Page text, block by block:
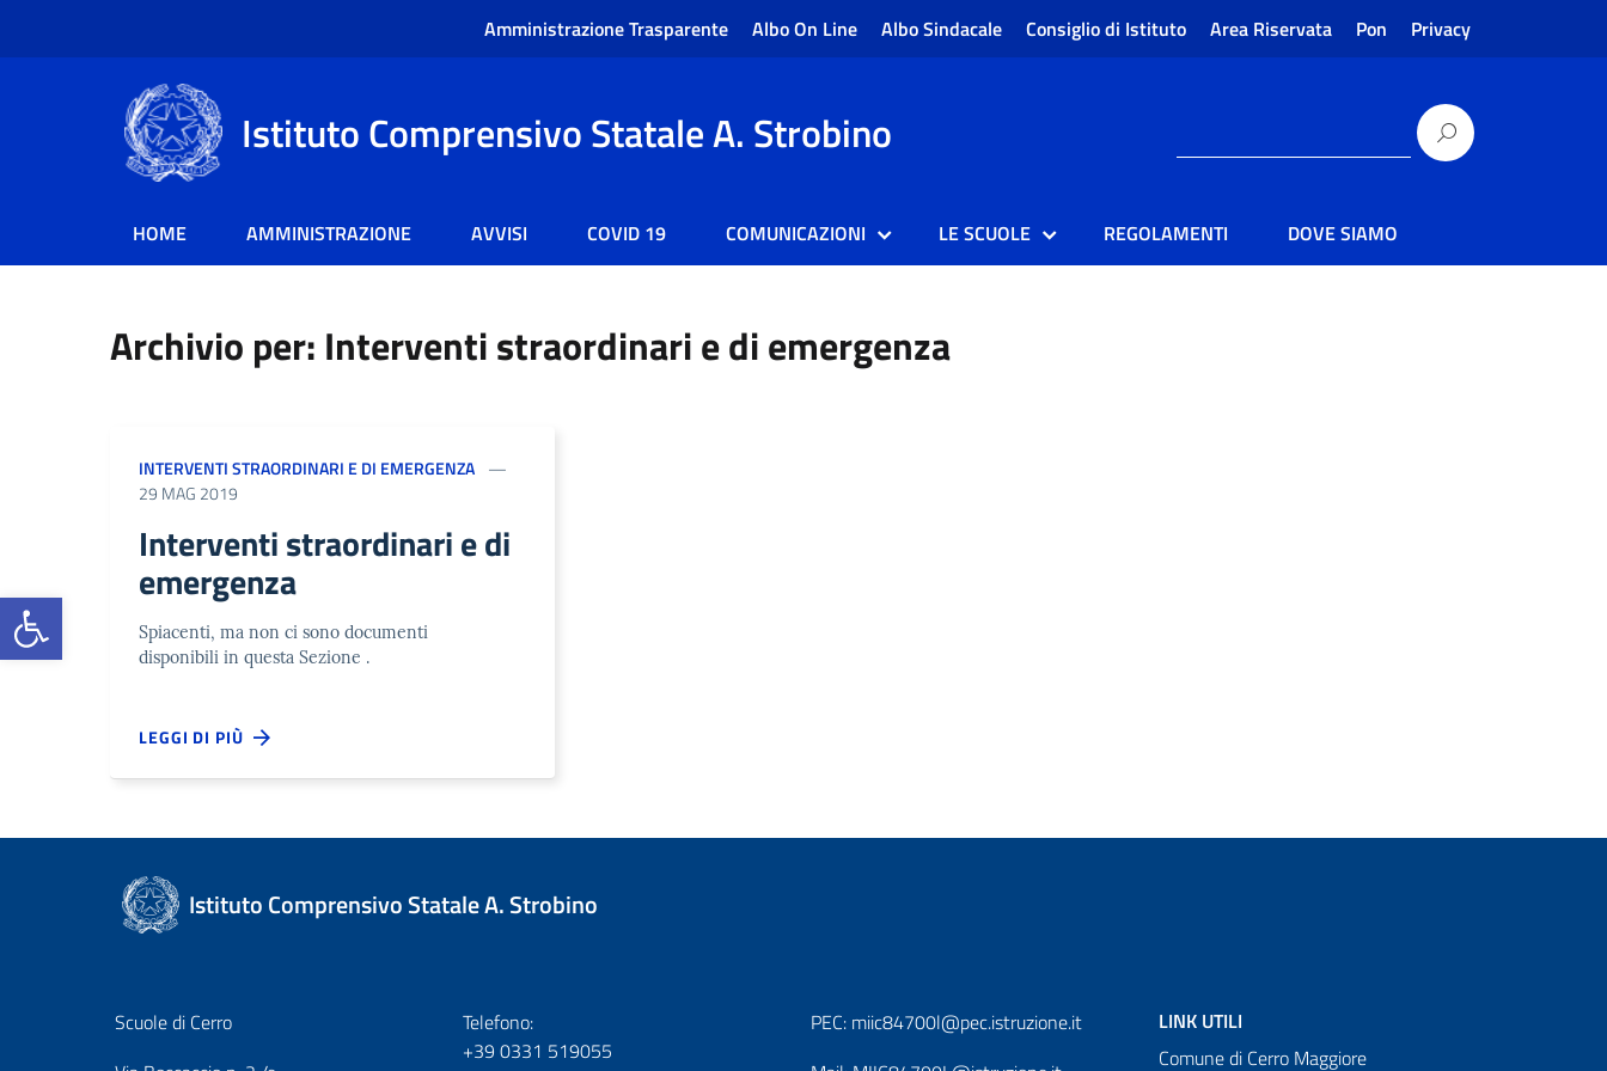
Open toolbar
Amministrazione Trasparente Albo On Line Albo Sindacale Consiglio di Istituto Area Riservata Pon Privacy
Istituto Comprensivo Statale A. Strobino
HOME AMMINISTRAZIONE AVVISI COVID 19 COMUNICAZIONI LE SCUOLE REGOLAMENTI DOVE SIAMO
Archivio per: Interventi straordinari e di emergenza
INTERVENTI STRAORDINARI E DI EMERGENZA
29 MAG 2019
Interventi straordinari e di
emergenza
Spiacenti, ma non ci sono documenti
disponibili in questa Sezione .
LEGGI DI PIÙ
Istituto Comprensivo Statale A. Strobino
Scuole di Cerro
Telefono:
+39 0331 519055
PEC: miic84700l@pec.istruzione.it
LINK UTILI
Comune di Cerro Maggiore